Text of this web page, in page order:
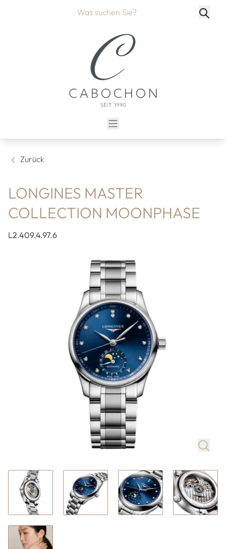
Zurück
LONGINES MASTER
COLLECTION MOONPHASE
L2.409.4.97.6